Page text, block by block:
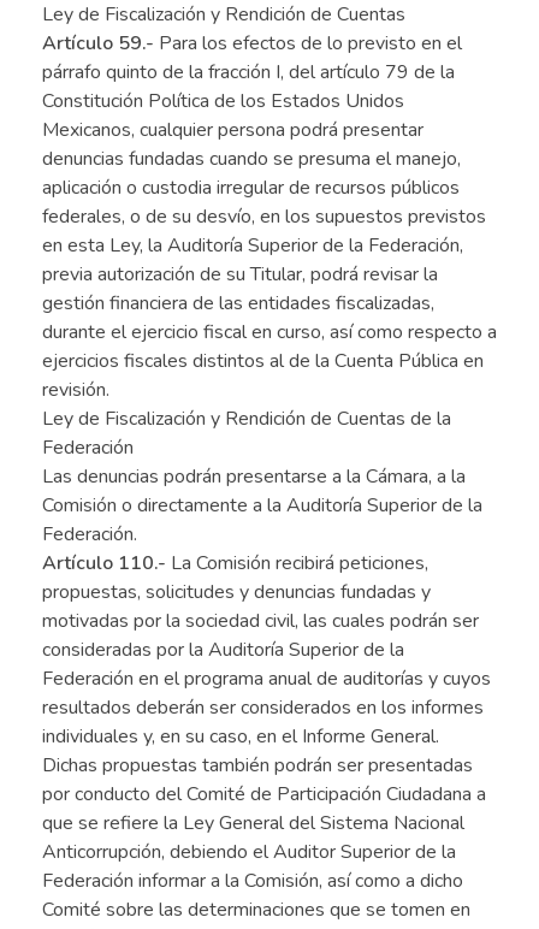
Ley de Fiscalización y Rendición de Cuentas
Artículo 59.- Para los efectos de lo previsto en el
párrafo quinto de la fracción I, del artículo 79 de la
Constitución Política de los Estados Unidos
Mexicanos, cualquier persona podrá presentar
denuncias fundadas cuando se presuma el manejo,
aplicación o custodia irregular de recursos públicos
federales, o de su desvío, en los supuestos previstos
en esta Ley, la Auditoría Superior de la Federación,
previa autorización de su Titular, podrá revisar la
gestión financiera de las entidades fiscalizadas,
durante el ejercicio fiscal en curso, así como respecto a
ejercicios fiscales distintos al de la Cuenta Pública en
revisión.
Ley de Fiscalización y Rendición de Cuentas de la
Federación
Las denuncias podrán presentarse a la Cámara, a la
Comisión o directamente a la Auditoría Superior de la
Federación.
Artículo 110.- La Comisión recibirá peticiones,
propuestas, solicitudes y denuncias fundadas y
motivadas por la sociedad civil, las cuales podrán ser
consideradas por la Auditoría Superior de la
Federación en el programa anual de auditorías y cuyos
resultados deberán ser considerados en los informes
individuales y, en su caso, en el Informe General.
Dichas propuestas también podrán ser presentadas
por conducto del Comité de Participación Ciudadana a
que se refiere la Ley General del Sistema Nacional
Anticorrupción, debiendo el Auditor Superior de la
Federación informar a la Comisión, así como a dicho
Comité sobre las determinaciones que se tomen en